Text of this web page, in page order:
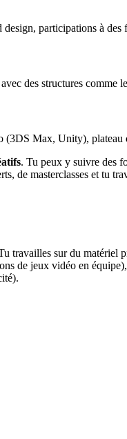
participations à des
des structures comme
(3DS Max, Unity),
. Tu peux y suivre des
de masterclasses et tu
travailles sur du matériel
de jeux vidéo en équipe),